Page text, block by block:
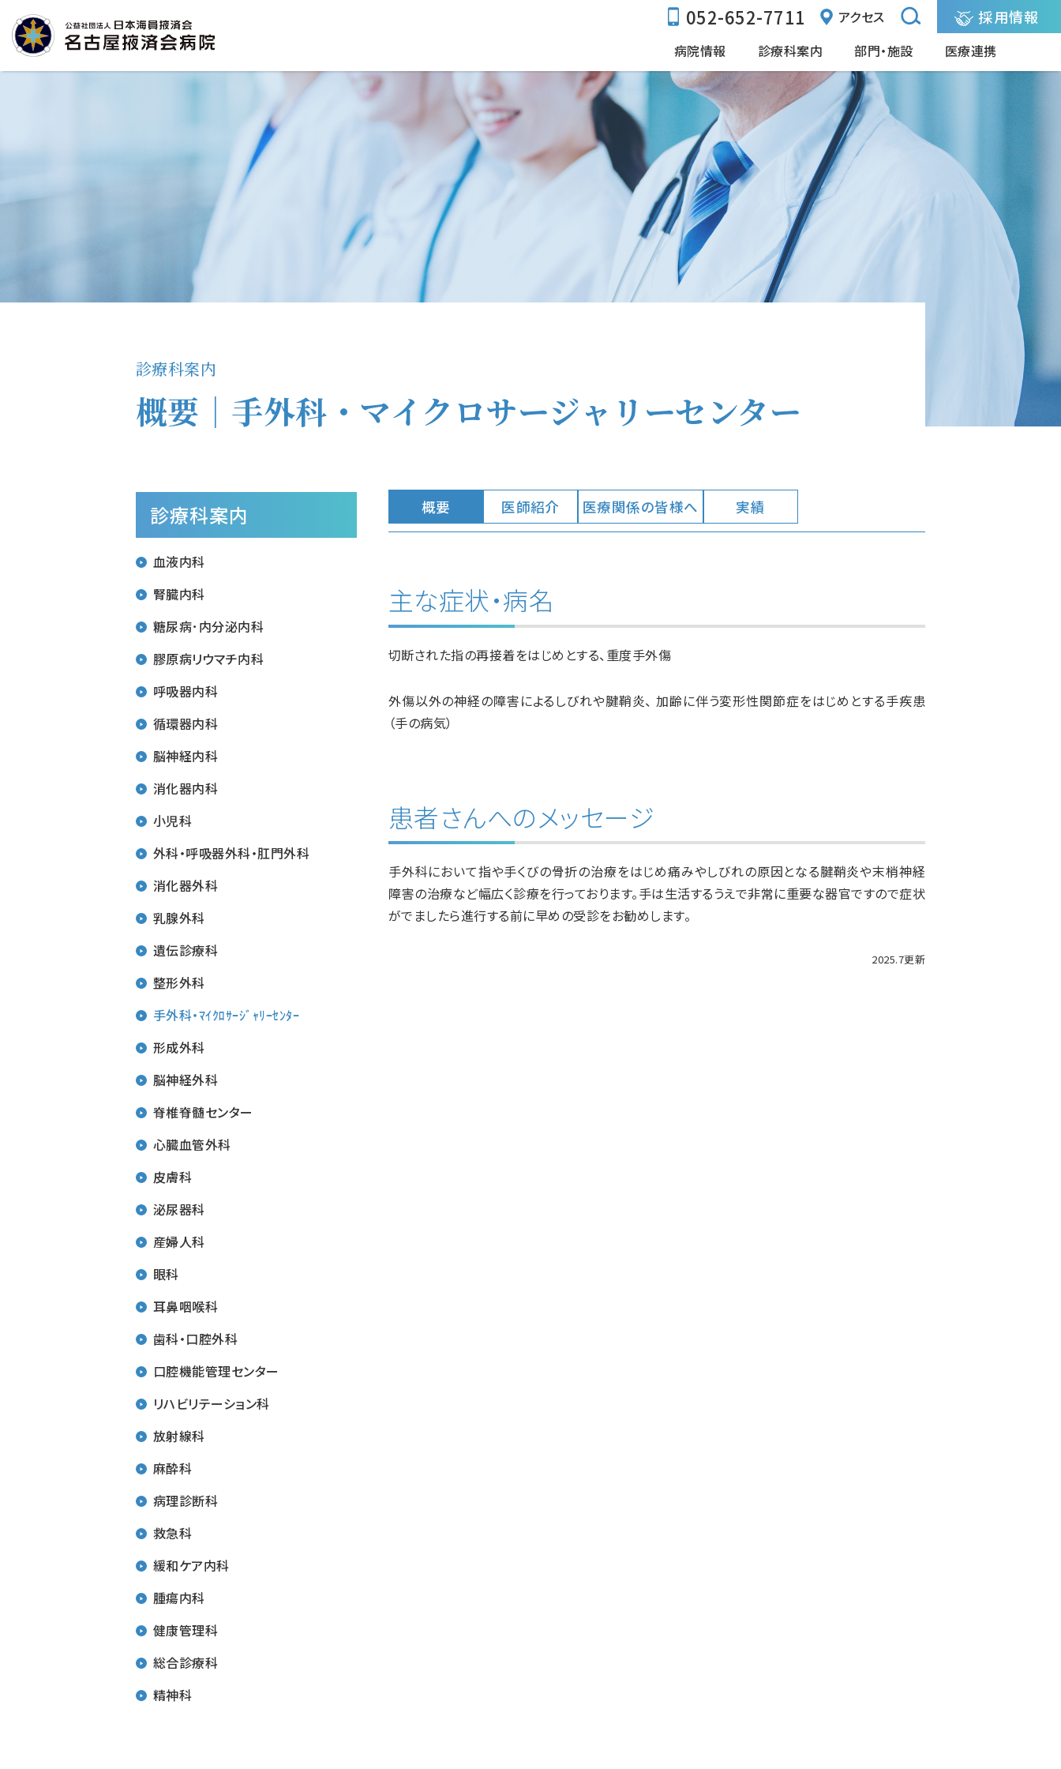
052-652-7711 アクセス 採用情報
病院情報 診療科案内 部門・施設 医療連携
診療科案内
概要｜手外科・マイクロサージャリーセンター
診療科案内
血液内科
腎臓内科
糖尿病･内分泌内科
膠原病リウマチ内科
呼吸器内科
循環器内科
脳神経内科
消化器内科
小児科
外科・呼吸器外科・肛門外科
消化器外科
乳腺外科
遺伝診療科
整形外科
手外科・ﾏｲｸﾛｻｰｼﾞｬﾘｰｾﾝﾀｰ
形成外科
脳神経外科
脊椎脊髄センター
心臓血管外科
皮膚科
泌尿器科
産婦人科
眼科
耳鼻咽喉科
歯科・口腔外科
口腔機能管理センター
リハビリテーション科
放射線科
麻酔科
病理診断科
救急科
緩和ケア内科
腫瘍内科
健康管理科
総合診療科
精神科
概要 医師紹介 医療関係の皆様へ 実績
主な症状・病名
切断された指の再接着をはじめとする、重度手外傷
外傷以外の神経の障害によるしびれや腱鞘炎、 加齢に伴う変形性関節症をはじめとする手疾患
（手の病気）
患者さんへのメッセージ
⼿外科において指や⼿くびの⾻折の治療をはじめ痛みやしびれの原因となる腱鞘炎や末梢神経
障害の治療など幅広く診療を⾏っております。⼿は⽣活するうえで⾮常に重要な器官ですので症状
がでましたら進⾏する前に早めの受診をお勧めします。
2025.7更新